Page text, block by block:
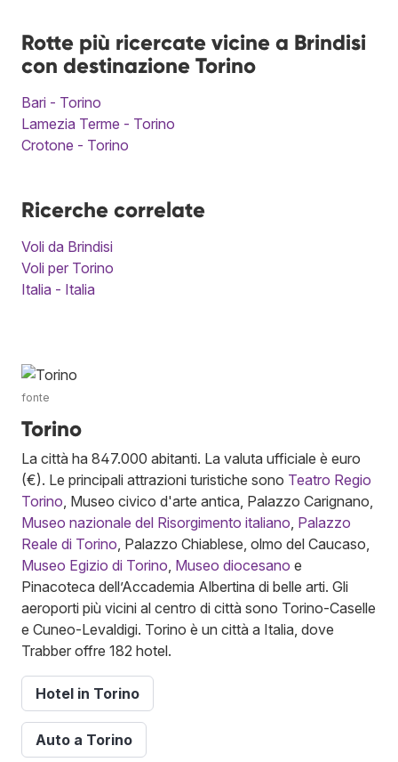
Rotte più ricercate vicine a Brindisi
con destinazione Torino
Bari - Torino
Lamezia Terme - Torino
Crotone - Torino
Ricerche correlate
Voli da Brindisi
Voli per Torino
Italia - Italia
fonte
Torino
La città ha 847.000 abitanti. La valuta ufficiale è euro
(€). Le principali attrazioni turistiche sono Teatro Regio
Torino , Museo civico d'arte antica, Palazzo Carignano,
Museo nazionale del Risorgimento italiano Palazzo
Reale di Torino , Palazzo Chiablese, olmo del Caucaso,
Museo Egizio di Torino Museo diocesano e
Pinacoteca dell’Accademia Albertina di belle arti. Gli
aeroporti più vicini al centro di città sono Torino-Caselle
e Cuneo-Levaldigi. Torino è un città a Italia, dove
Trabber offre 182 hotel.
Hotel in Torino
Auto a Torino